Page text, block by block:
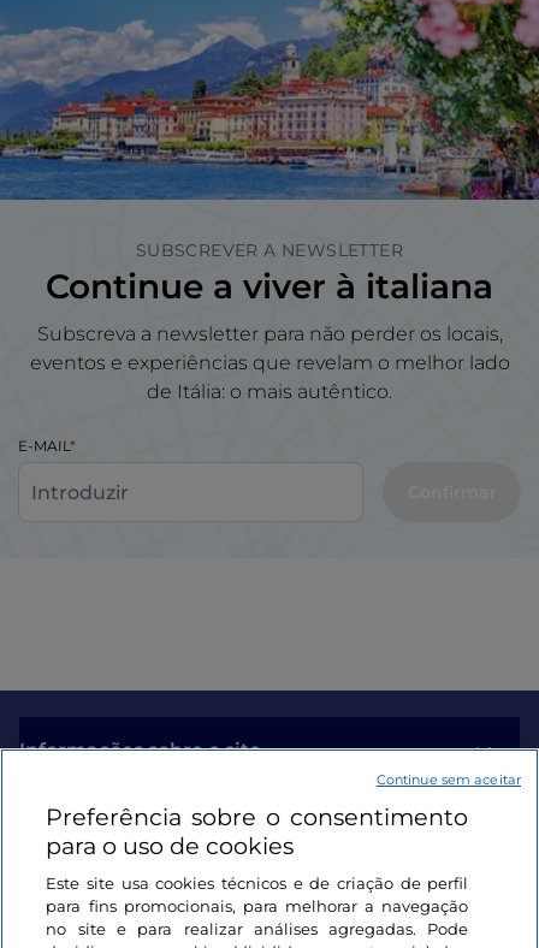
SUBSCREVER A NEWSLETTER
Continue a viver à italiana
Subscreva a newsletter para não perder os locais,
eventos e experiências que revelam o melhor lado
de Itália: o mais autêntico.
E-MAIL
Informações sobre o site
Ligações úteis
Iniciar sessão
Mantenha-se em contacto
Preferência sobre o consentimento
para o uso de cookies
Este site usa cookies técnicos e de criação de perfil
para fins promocionais, para melhorar a navegação
no site e para realizar análises agregadas. Pode
Continue sem aceitar